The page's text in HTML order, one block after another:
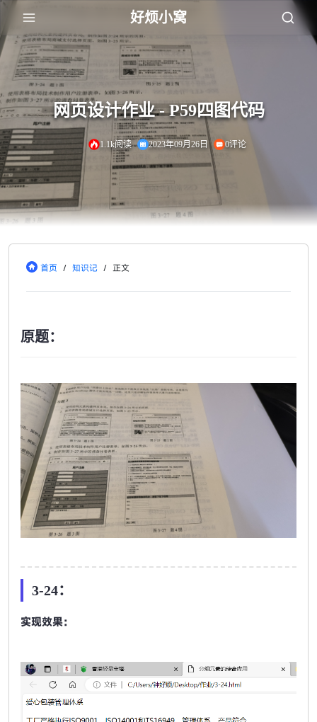
好烦小窝
网页设计作业 - P59四图代码
1.1k阅读 2023年09月26日 0评论
首页 / 知识记 / 正文
原题：
3-24：
实现效果：